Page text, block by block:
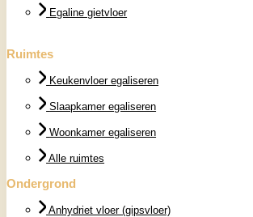
Egaline gietvloer
Ruimtes
Keukenvloer egaliseren
Slaapkamer egaliseren
Woonkamer egaliseren
Alle ruimtes
Ondergrond
Anhydriet vloer (gipsvloer)